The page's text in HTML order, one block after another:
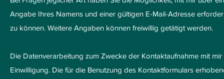
Angabe Ihres Namens und einer gültigen E-Mail-Adresse
zu können. Weitere Angaben können freiwillig getätigt werden.
Die Datenverarbeitung zum Zwecke der Kontaktaufnahme mit
Einwilligung. Die für die Benutzung des Kontaktformulars